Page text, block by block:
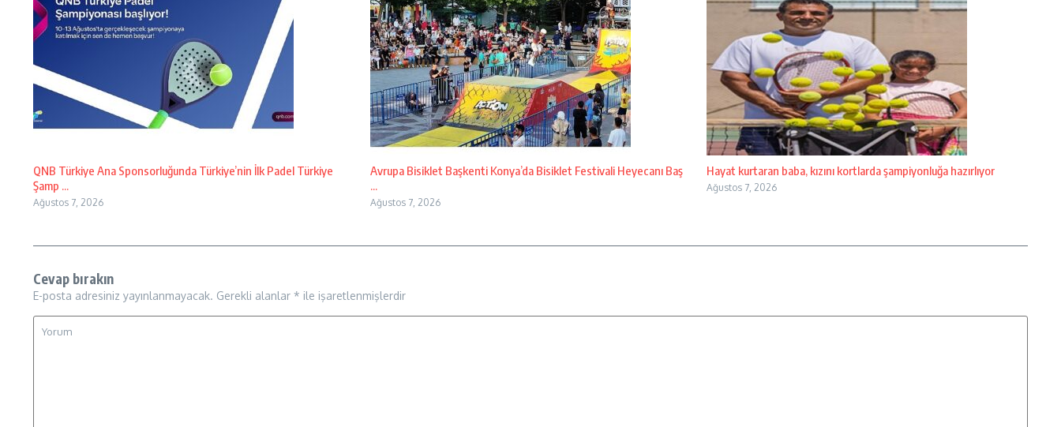
QNB Türkiye Ana Sponsorluğunda Türkiye’nin İlk Padel Türkiye
Şamp ...
Ağustos 7, 2026
Avrupa Bisiklet Başkenti Konya’da Bisiklet Festivali Heyecanı Baş
...
Ağustos 7, 2026
Hayat kurtaran baba, kızını kortlarda şampiyonluğa hazırlıyor
Ağustos 7, 2026
Cevap bırakın
E-posta adresiniz yayınlanmayacak. Gerekli alanlar * ile işaretlenmişlerdir